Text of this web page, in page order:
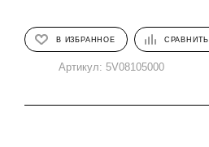
В ИЗБРАННОЕ СРАВНИТЬ
Артикул: 5V08105000